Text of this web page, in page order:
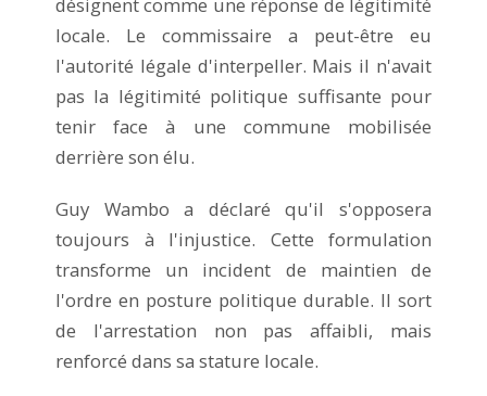
locale. Le commissaire a peut-être eu
l'autorité légale d'interpeller. Mais il n'avait
pas la légitimité politique suffisante pour
tenir face à une commune mobilisée
derrière son élu.
Guy Wambo a déclaré qu'il s'opposera
toujours à l'injustice. Cette formulation
transforme un incident de maintien de
l'ordre en posture politique durable. Il sort
de l'arrestation non pas affaibli, mais
renforcé dans sa stature locale.